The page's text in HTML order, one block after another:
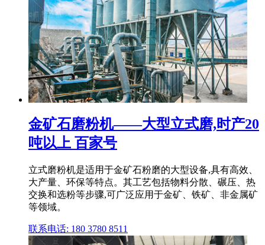
金矿石磨粉机——大型立式磨,时产20
吨以上 百家号
立式磨粉机是适用于金矿石粉磨的大型设备,具有高效、
大产量、环保等特点。其工艺包括物料分散、碾压、热
交换和选粉等步骤,可广泛应用于金矿、铁矿、非金属矿
等领域。
联系电话: 180 3780 8511